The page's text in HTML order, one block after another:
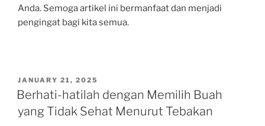
Anda. Semoga artikel ini bermanfaat dan menjadi
pengingat bagi kita semua.
POSTED
ON
JANUARY 21, 2025
Berhati-hatilah dengan Memilih Buah
yang Tidak Sehat Menurut Tebakan